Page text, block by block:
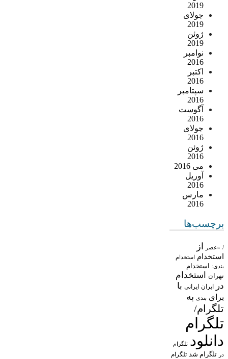
2019
جولای
2019
ژوئن
2019
نوامبر
2016
اکتبر
2016
سپتامبر
2016
آگوست
2016
جولای
2016
ژوئن
2016
می 2016
آوریل
2016
مارس
2016
برچسب‌ها
/ «عصر از
استخدام استخدام
بندی: استخدام
تهران
استخدام
در
ایران ایرانی با
برای بندی به
تلگرام/
تلگرام
دانلود تلگرام
در تلگرام شد تلگرام